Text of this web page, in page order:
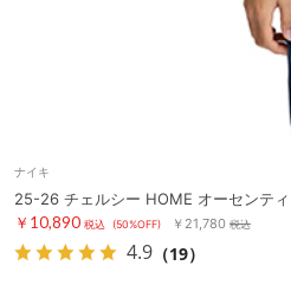
ナイキ
25-26 チェルシー HOME オーセンテ
￥10,890 税込 (50%OFF) ￥21,780 税込
4.9 （19）